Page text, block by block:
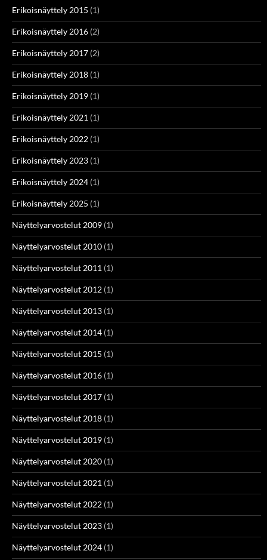
Erikoisnäyttely 2015 (1)
Erikoisnäyttely 2016 (2)
Erikoisnäyttely 2017 (2)
Erikoisnäyttely 2018 (1)
Erikoisnäyttely 2019 (1)
Erikoisnäyttely 2021 (1)
Erikoisnäyttely 2022 (1)
Erikoisnäyttely 2023 (1)
Erikoisnäyttely 2024 (1)
Erikoisnäyttely 2025 (1)
Näyttelyarvostelut 2009 (1)
Näyttelyarvostelut 2010 (1)
Näyttelyarvostelut 2011 (1)
Näyttelyarvostelut 2012 (1)
Näyttelyarvostelut 2013 (1)
Näyttelyarvostelut 2014 (1)
Näyttelyarvostelut 2015 (1)
Näyttelyarvostelut 2016 (1)
Näyttelyarvostelut 2017 (1)
Näyttelyarvostelut 2018 (1)
Näyttelyarvostelut 2019 (1)
Näyttelyarvostelut 2020 (1)
Näyttelyarvostelut 2021 (1)
Näyttelyarvostelut 2022 (1)
Näyttelyarvostelut 2023 (1)
Näyttelyarvostelut 2024 (1)